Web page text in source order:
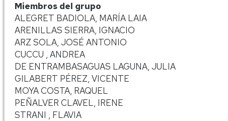
Miembros del grupo
ALEGRET BADIOLA, MARÍA LAIA
ARENILLAS SIERRA, IGNACIO
ARZ SOLA, JOSÉ ANTONIO
CUCCU , ANDREA
DE ENTRAMBASAGUAS LAGUNA, JULIA
GILABERT PÉREZ, VICENTE
MOYA COSTA, RAQUEL
PEÑALVER CLAVEL, IRENE
STRANI , FLAVIA